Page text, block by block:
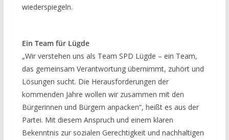
wiederspiegeln.
Ein Team für Lügde
„Wir verstehen uns als Team SPD Lügde – ein Team,
das gemeinsam Verantwortung übernimmt, zuhört und
Lösungen sucht. Die Herausforderungen der
kommenden Jahre wollen wir zusammen mit den
Bürgerinnen und Bürgern anpacken“, heißt es aus der
Partei. Mit diesem Anspruch und einem klaren
Bekenntnis zur sozialen Gerechtigkeit und nachhaltigen